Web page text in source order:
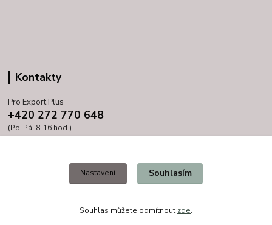
Kontakty
Pro Export Plus
+420 272 770 648
(Po-Pá, 8-16 hod.)
Nastavení Souhlasím
Souhlas můžete odmítnout zde.